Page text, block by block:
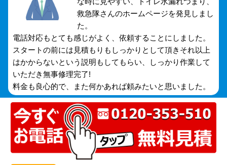
救急隊さんのホームページを発見しまし
た。
電話対応もとても感じがよく、依頼することにしました。
スタートの前には見積もりもしっかりとして頂きそれ以上
はかからないという説明もしてもらい、しっかり作業して
いただき無事修理完了!
料金も良心的で、また何かあれば頼みたいと思いました。